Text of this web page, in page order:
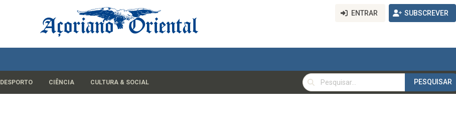
ENTRAR SUBSCREVER
DESPORTO CIÊNCIA CULTURA & SOCIAL
PESQUISAR
PESQUISAR